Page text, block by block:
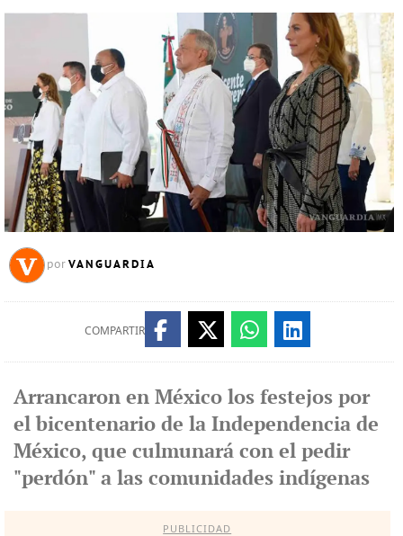
por VANGUARDIA
COMPARTIR
Arrancaron en México los festejos por
el bicentenario de la Independencia de
México, que culmunará con el pedir
"perdón" a las comunidades indígenas
PUBLICIDAD